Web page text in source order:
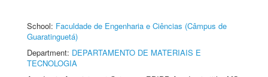
School: Faculdade de Engenharia e Ciências (Câmpus de
Guaratinguetá)
Department: DEPARTAMENTO DE MATERIAIS E
TECNOLOGIA